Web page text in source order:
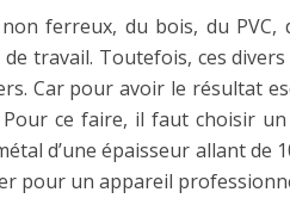
ferreux, du bois, du PVC,
travail. Toutefois, ces
Car pour avoir le résultat
ce faire, il faut choisir
d’une épaisseur allant de
pour un appareil